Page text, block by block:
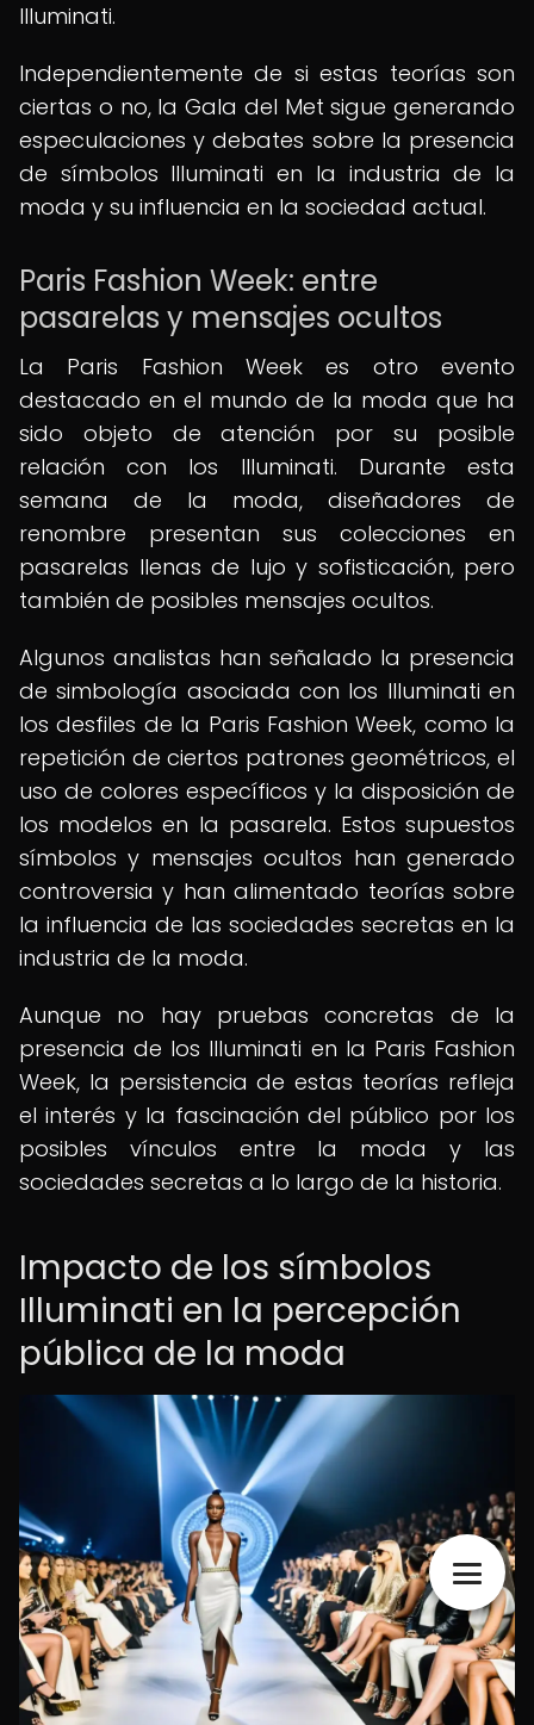
Illuminati.
Independientemente de si estas teorías son
ciertas o no, la Gala del Met sigue generando
especulaciones y debates sobre la presencia
de símbolos Illuminati en la industria de la
moda y su influencia en la sociedad actual.
Paris Fashion Week: entre
pasarelas y mensajes ocultos
La Paris Fashion Week es otro evento
destacado en el mundo de la moda que ha
sido objeto de atención por su posible
relación con los Illuminati. Durante esta
semana de la moda, diseñadores de
renombre presentan sus colecciones en
pasarelas llenas de lujo y sofisticación, pero
también de posibles mensajes ocultos.
Algunos analistas han señalado la presencia
de simbología asociada con los Illuminati en
los desfiles de la Paris Fashion Week, como la
repetición de ciertos patrones geométricos, el
uso de colores específicos y la disposición de
los modelos en la pasarela. Estos supuestos
símbolos y mensajes ocultos han generado
controversia y han alimentado teorías sobre
la influencia de las sociedades secretas en la
industria de la moda.
Aunque no hay pruebas concretas de la
presencia de los Illuminati en la Paris Fashion
Week, la persistencia de estas teorías refleja
el interés y la fascinación del público por los
posibles vínculos entre la moda y las
sociedades secretas a lo largo de la historia.
Impacto de los símbolos
Illuminati en la percepción
pública de la moda